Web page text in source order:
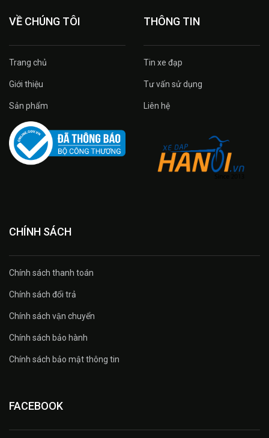
VỀ CHÚNG TÔI
Trang chủ
Giới thiệu
Sản phẩm
THÔNG TIN
Tin xe đạp
Tư vấn sử dụng
Liên hệ
CHÍNH SÁCH
Chính sách thanh toán
Chính sách đổi trả
Chính sách vận chuyển
Chính sách bảo hành
Chính sách bảo mật thông tin
FACEBOOK